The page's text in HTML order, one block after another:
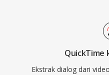
QuickTime
Ekstrak dialog dari